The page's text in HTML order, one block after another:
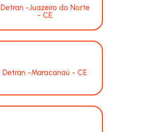
Detran -Juazeiro do Norte
- CE
Detran -Maracanaú - CE